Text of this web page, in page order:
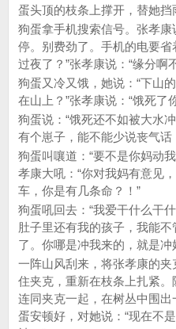
蛋头顶的枝条上撑开，替她挡
狗蛋拿手机搜索信号。张孝
停。别费劲了。手机的电要省
过夜了？”张孝康说：“缘分啊
狗蛋又冷又饿，她说：“下山
在山上？”张孝康说：“饿死了
狗蛋说：“饿死还不如被大水
有个崽子，能不能少说丧气话
狗蛋叫嚷道：“要不是你妈动
孝康大吼：“你对我妈有意见
车，你是有几条命？！”
狗蛋吼回去：“我爱干什么干
肚子里还有我的孩子，我能
了。你哪是冲我来的，就是冲
一阵山风刮来，将张孝康的
住夹克，重新在枝条上扎紧。
连同夹克一起，在树丛中围
蛋安顿好，对她说：“现在不